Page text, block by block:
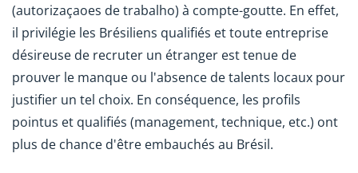
(autorizaçaoes de trabalho) à compte-goutte. En effet,
il privilégie les Brésiliens qualifiés et toute entreprise
désireuse de recruter un étranger est tenue de
prouver le manque ou l'absence de talents locaux pour
justifier un tel choix. En conséquence, les profils
pointus et qualifiés (management, technique, etc.) ont
plus de chance d'être embauchés au Brésil.